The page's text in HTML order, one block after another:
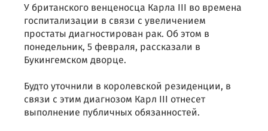
У британского венценосца Карла III во времена
госпитализации в связи с увеличением
простаты диагностирован рак. Об этом в
понедельник, 5 февраля, рассказали в
Букингемском дворце.
Будто уточнили в королевской резиденции, в
связи с этим диагнозом Карл III отнесет
выполнение публичных обязанностей.